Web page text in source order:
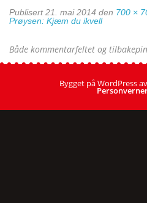
Publisert21. mai 2014 den 700 ×
Prøysen: Kjæm du ikvell
Både kommentarfeltet og
Bygget på WordPress av